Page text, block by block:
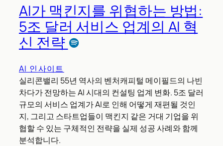
AI가 맥킨지를 위협하는 방법:
5조 달러 서비스 업계의 AI 혁
신 전략
AI 인사이트
실리콘밸리 55년 역사의 벤처캐피털 메이필드의 나빈
차다가 전망하는 AI 시대의 컨설팅 업계 변화. 5조 달러
규모의 서비스 업계가 AI로 인해 어떻게 재편될 것인
지, 그리고 스타트업들이 맥킨지 같은 거대 기업을 위
협할 수 있는 구체적인 전략을 실제 성공 사례와 함께
분석합니다.